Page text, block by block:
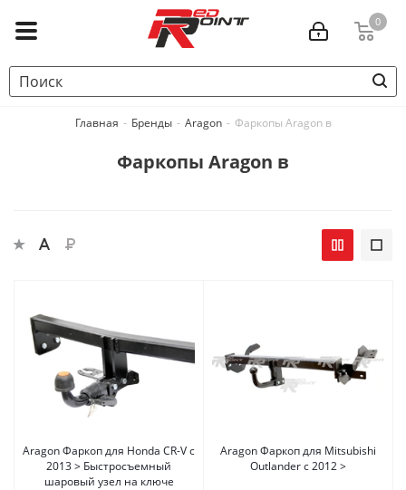
0
Главная - Бренды - Aragon - Фаркопы Aragon в
Фаркопы Aragon в
Aragon Фаркоп для Honda CR-V c
2013 > Быстросъемный
шаровый узел на ключе
Aragon Фаркоп для Mitsubishi
Outlander c 2012 >